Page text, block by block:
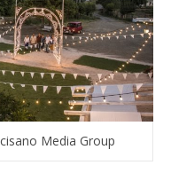
Media Group